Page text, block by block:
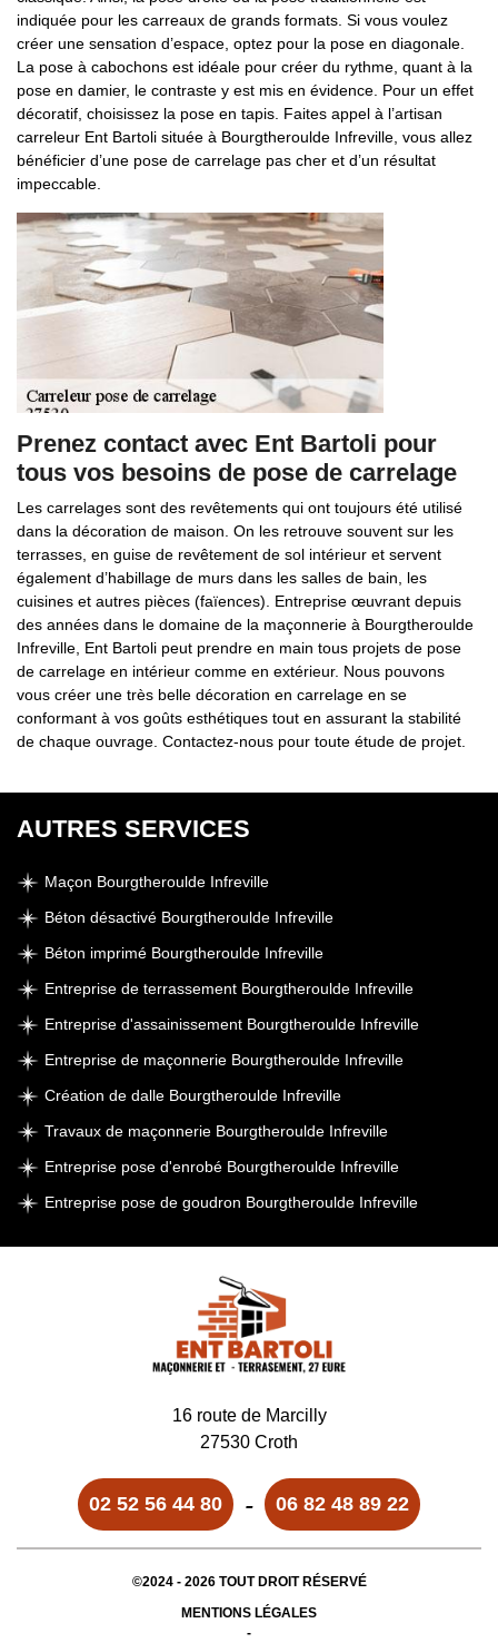
indiquée pour les carreaux de grands formats. Si vous voulez
créer une sensation d’espace, optez pour la pose en diagonale.
La pose à cabochons est idéale pour créer du rythme, quant à la
pose en damier, le contraste y est mis en évidence. Pour un effet
décoratif, choisissez la pose en tapis. Faites appel à l’artisan
carreleur Ent Bartoli située à Bourgtheroulde Infreville, vous allez
bénéficier d’une pose de carrelage pas cher et d’un résultat
impeccable.
Prenez contact avec Ent Bartoli pour
tous vos besoins de pose de carrelage
Les carrelages sont des revêtements qui ont toujours été utilisé
dans la décoration de maison. On les retrouve souvent sur les
terrasses, en guise de revêtement de sol intérieur et servent
également d’habillage de murs dans les salles de bain, les
cuisines et autres pièces (faïences). Entreprise œuvrant depuis
des années dans le domaine de la maçonnerie à Bourgtheroulde
Infreville, Ent Bartoli peut prendre en main tous projets de pose
de carrelage en intérieur comme en extérieur. Nous pouvons
vous créer une très belle décoration en carrelage en se
conformant à vos goûts esthétiques tout en assurant la stabilité
de chaque ouvrage. Contactez-nous pour toute étude de projet.
AUTRES SERVICES
Maçon Bourgtheroulde Infreville
Béton désactivé Bourgtheroulde Infreville
Béton imprimé Bourgtheroulde Infreville
Entreprise de terrassement Bourgtheroulde Infreville
Entreprise d'assainissement Bourgtheroulde Infreville
Entreprise de maçonnerie Bourgtheroulde Infreville
Création de dalle Bourgtheroulde Infreville
Travaux de maçonnerie Bourgtheroulde Infreville
Entreprise pose d'enrobé Bourgtheroulde Infreville
Entreprise pose de goudron Bourgtheroulde Infreville
16 route de Marcilly
27530 Croth
02 52 56 44 80 - 06 82 48 89 22
©2024 - 2026 TOUT DROIT RÉSERVÉ
MENTIONS LÉGALES
-